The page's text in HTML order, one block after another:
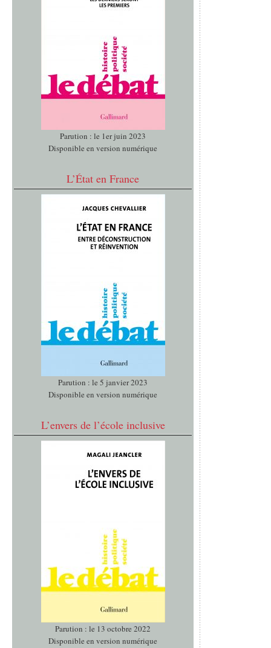
Parution : le 1er juin 2023
Disponible en version numérique
L’État en France
Parution : le 5 janvier 2023
Disponible en version numérique
L’envers de l’école inclusive
Parution : le 13 octobre 2022
Disponible en version numérique